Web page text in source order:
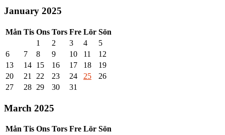
January 2025
Mån Tis Ons Tors Fre Lör Sön
1
2 3 4
5
6
7 8 9 10 11
12
13
14 15 16 17 18
19
20
21 22 23 24 25
26
27
28 29 30 31
March 2025
Mån Tis Ons Tors Fre Lör Sön